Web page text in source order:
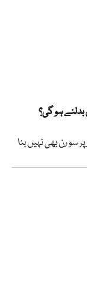
بدلنے ہو گی؟
رن بھی نہیں بنا